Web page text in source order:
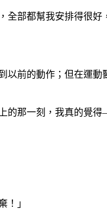
全部都幫我安排得
前的動作；但在運
的那一刻，我真的覺
！」